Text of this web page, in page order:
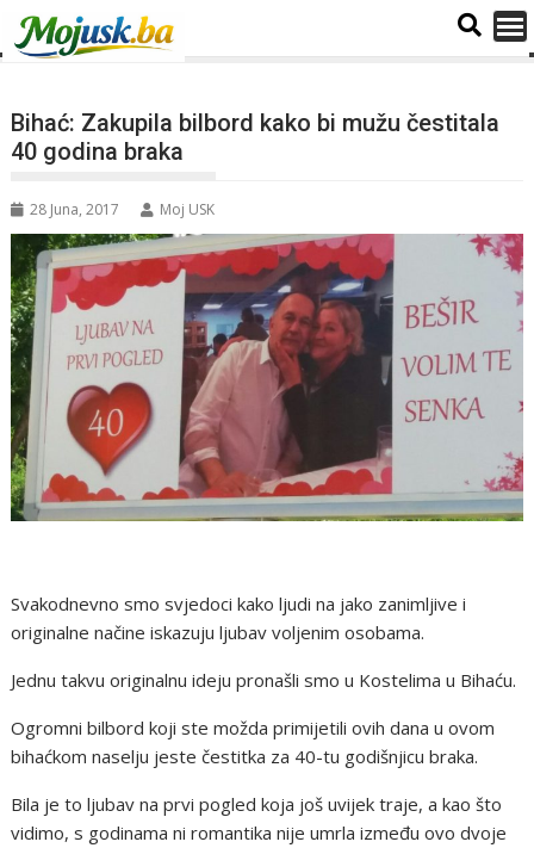
Bihać: Zakupila bilbord kako bi mužu čestitala
40 godina braka
28 Juna, 2017 Moj USK
Svakodnevno smo svjedoci kako ljudi na jako zanimljive i
originalne načine iskazuju ljubav voljenim osobama.
Jednu takvu originalnu ideju pronašli smo u Kostelima u Bihaću.
Ogromni bilbord koji ste možda primijetili ovih dana u ovom
bihaćkom naselju jeste čestitka za 40-tu godišnjicu braka.
Bila je to ljubav na prvi pogled koja još uvijek traje, a kao što
vidimo, s godinama ni romantika nije umrla između ovo dvoje